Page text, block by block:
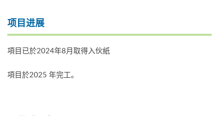
项目进展
項目已於2024年8月取得入伙紙
項目於2025 年完工。